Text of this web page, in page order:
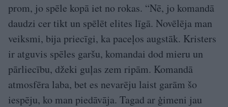
prom, jo spēle kopā iet no rokas. “Nē, jo komandā
daudzi cer tikt un spēlēt elites līgā. Novēlēja man
veiksmi, bija priecīgi, ka paceļos augstāk. Kristers
ir atguvis spēles garšu, komandai dod mieru un
pārliecību, džeki guļas zem ripām. Komandā
atmosfēra laba, bet es nevarēju laist garām šo
iespēju, ko man piedāvāja. Tagad ar ģimeni jau